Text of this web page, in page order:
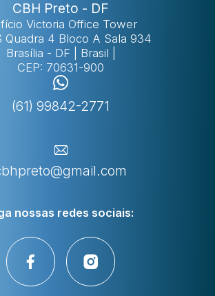
CBH Preto - DF
Victoria Office Tower
Quadra 4 Bloco A Sala 934
Brasília - DF | Brasil |
CEP: 70631-900
(61) 99842-2771
nossas redes sociais: